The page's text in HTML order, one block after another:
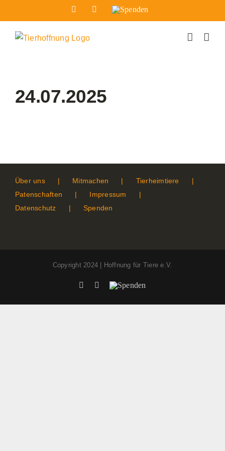
Inhalt
springen
FacebookInstagram
Spenden
24.07.2025
Über uns Mitmachen
Tierheimtiere
Patenschaften
Impressum
Datenschutz
Spenden
Copyright 2024 | Hoffnung für Tiere e.V.
FacebookInstagram
Spenden